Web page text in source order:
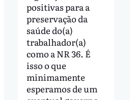
positivas para a
preservação da
saúde do(a)
trabalhador(a)
como a NR 36. É
isso o que
minimamente
esperamos de um